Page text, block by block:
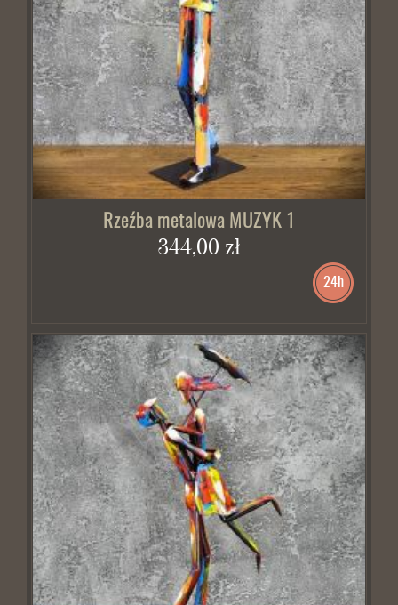
Rzeźba metalowa MUZYK 1
344,00 zł
24h